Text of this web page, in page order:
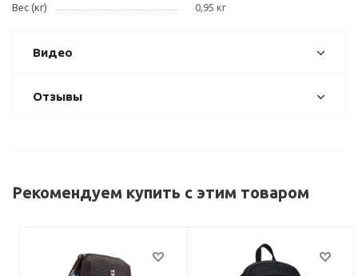
Вес (кг)
0,95 кг
Видео
Отзывы
Рекомендуем купить с этим товаром